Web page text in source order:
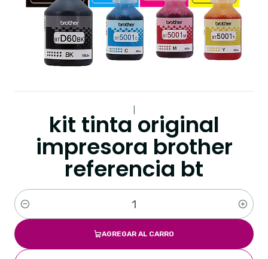
kit tinta original
impresora brother
referencia bt
Cantidad
AGREGAR AL CARRO